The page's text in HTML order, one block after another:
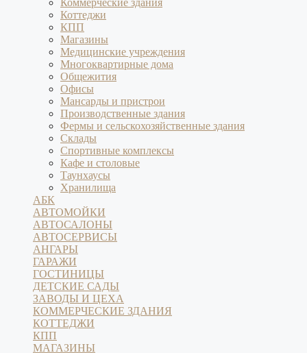
Коммерческие здания
Коттеджи
КПП
Магазины
Медицинские учреждения
Многоквартирные дома
Общежития
Офисы
Мансарды и пристрои
Производственные здания
Фермы и сельскохозяйственные здания
Склады
Спортивные комплексы
Кафе и столовые
Таунхаусы
Хранилища
АБК
АВТОМОЙКИ
АВТОСАЛОНЫ
АВТОСЕРВИСЫ
АНГАРЫ
ГАРАЖИ
ГОСТИНИЦЫ
ДЕТСКИЕ САДЫ
ЗАВОДЫ И ЦЕХА
КОММЕРЧЕСКИЕ ЗДАНИЯ
КОТТЕДЖИ
КПП
МАГАЗИНЫ